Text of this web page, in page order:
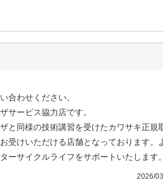
合わせください。
サービス協力店です。
と同様の技術講習を受けたカワサキ正規
受けいただける店舗となっております。
ーサイクルライフをサポートいたします。
2026/